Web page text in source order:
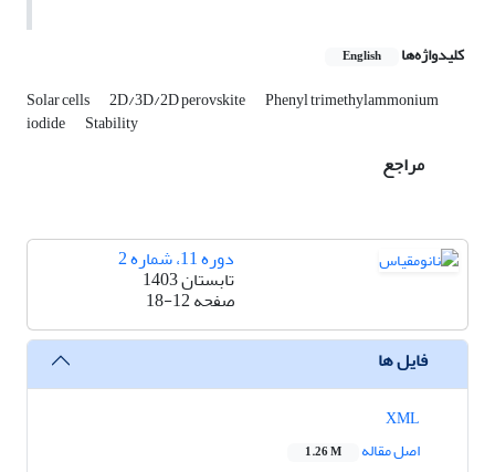
کلیدواژه‌ها English
Solar cells 2D/3D/2D perovskite Phenyl trimethylammonium
iodide Stability
مراجع
دوره 11، شماره 2
تابستان 1403
صفحه18-12
فایل ها
اصل مقاله
1.26 M